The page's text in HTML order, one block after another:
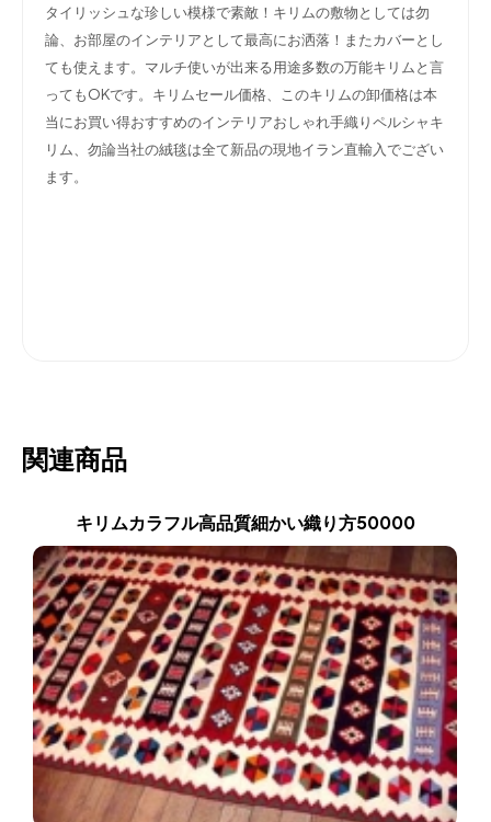
タイリッシュな珍しい模様で素敵！キリムの敷物としては勿
論、お部屋のインテリアとして最高にお洒落！またカバーとし
ても使えます。マルチ使いが出来る用途多数の万能キリムと言
ってもOKです。キリムセール価格、このキリムの卸価格は本
当にお買い得おすすめのインテリアおしゃれ手織りペルシャキ
リム、勿論当社の絨毯は全て新品の現地イラン直輸入でござい
ます。
関連商品
キリムカラフル高品質細かい織り方50000